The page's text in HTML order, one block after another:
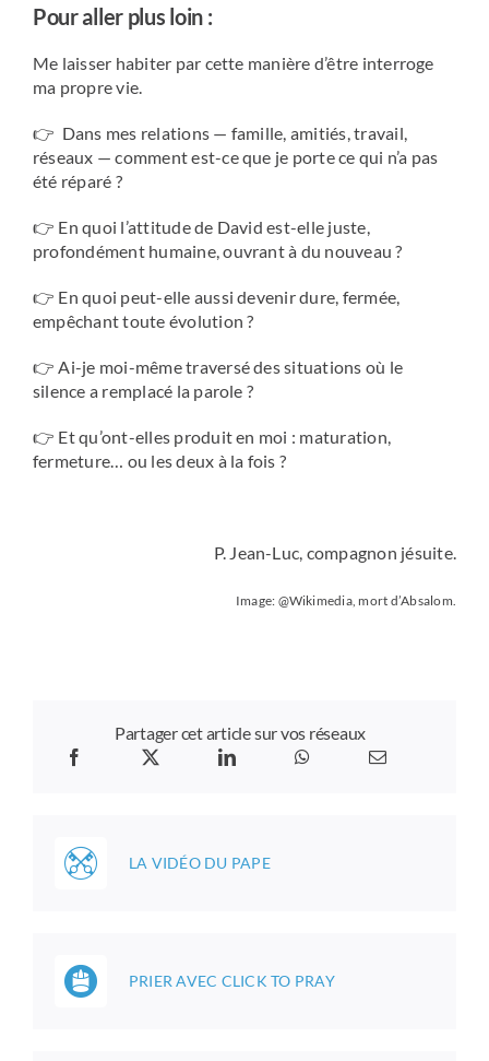
Pour aller plus loin :
Me laisser habiter par cette manière d’être interroge
ma propre vie.
👉 Dans mes relations — famille, amitiés, travail,
réseaux — comment est-ce que je porte ce qui n’a pas
été réparé ?
👉 En quoi l’attitude de David est-elle juste,
profondément humaine, ouvrant à du nouveau ?
👉 En quoi peut-elle aussi devenir dure, fermée,
empêchant toute évolution ?
👉 Ai-je moi-même traversé des situations où le
silence a remplacé la parole ?
👉 Et qu’ont-elles produit en moi : maturation,
fermeture… ou les deux à la fois ?
P. Jean-Luc, compagnon jésuite.
Image: @Wikimedia, mort d’Absalom.
Partager cet article sur vos réseaux
LA VIDÉO DU PAPE
PRIER AVEC CLICK TO PRAY